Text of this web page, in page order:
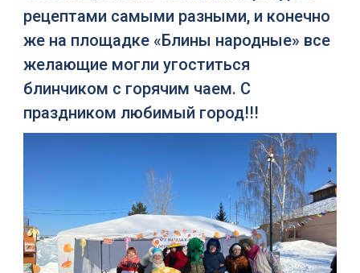
рецептами самыми разными, и конечно
же на площадке «Блины народные» все
желающие могли угоститься
блинчиком с горячим чаем. С
праздником любимый город!!!